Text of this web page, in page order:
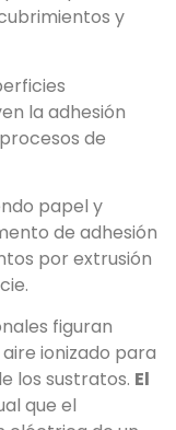
y
la adhesión
de
papel y
de adhesión
por extrusión
figuran
aire ionizado para
los sustratos. El
que el